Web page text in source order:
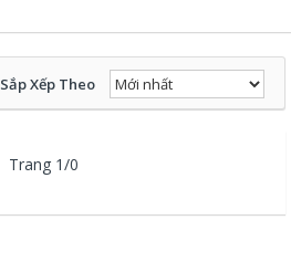
Sắp Xếp Theo
Trang 1/0